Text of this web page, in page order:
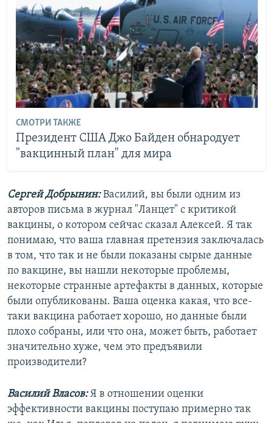
СМОТРИ ТАКЖЕ
Президент США Джо Байден обнародует
"вакцинный план" для мира
Сергей Добрынин:Василий, вы были одним из
авторов письма в журнал "Ланцет" с критикой
вакцины, о котором сейчас сказал Алексей. Я так
понимаю, что ваша главная претензия заключалась
в том, что так и не были показаны сырые данные
по вакцине, вы нашли некоторые проблемы,
некоторые странные артефакты в данных, которые
были опубликованы. Ваша оценка какая, что все-
таки вакцина работает хорошо, но данные были
плохо собраны, или что она, может быть, работает
значительно хуже, чем это предъявили
производители?
Василий Власов:Я в отношении оценки
эффективности вакцины поступаю примерно так